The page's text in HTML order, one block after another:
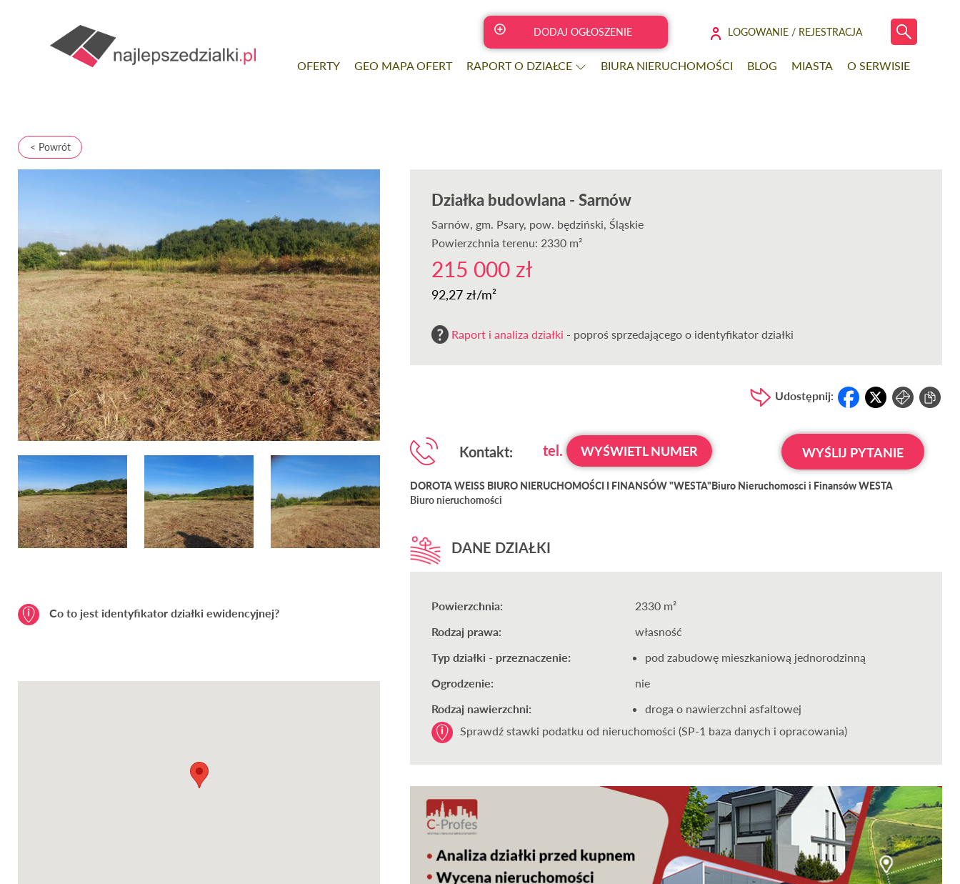
DODAJ OGŁOSZENIE LOGOWANIE / REJESTRACJA
OFERTY GEO MAPA OFERT RAPORT O DZIAŁCE BIURA NIERUCHOMOŚCI BLOG MIASTA O SERWISIE
< Powrót
Co to jest identyfikator działki ewidencyjnej?
Działka budowlana - Sarnów
Sarnów, gm. Psary, pow. będziński, Śląskie
Powierzchnia terenu: 2330 m²
215 000 zł
92,27 zł/m²
Raport i analiza działki - poproś sprzedającego o identyfikator działki
Udostępnij:
Kontakt: tel. WYŚWIETL NUMER WYŚLIJ PYTANIE
DOROTA WEISS BIURO NIERUCHOMOŚCI I FINANSÓW "WESTA"Biuro Nieruchomosci i Finansów WESTA
Biuro nieruchomości
DANE DZIAŁKI
Powierzchnia:
2330 m²
Rodzaj prawa:
własność
Typ działki - przeznaczenie:
pod zabudowę mieszkaniową jednorodzinną
Ogrodzenie:
nie
Rodzaj nawierzchni:
droga o nawierzchni asfaltowej
Sprawdź stawki podatku od nieruchomości (SP-1 baza danych i opracowania)